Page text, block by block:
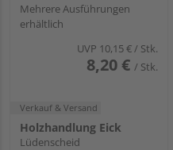
Mehrere Ausführungen
erhältlich
UVP 10,15 €/ Stk.
8,20 € / Stk.
Verkauf & Versand
Holzhandlung Eick
Lüdenscheid